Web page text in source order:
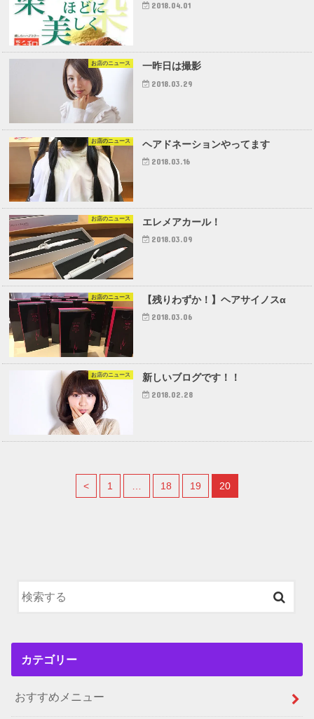
2018.04.01
お店のニュース 一昨日は撮影
2018.03.29
お店のニュース ヘアドネーションやってます
2018.03.16
お店のニュース エレメアカール！
2018.03.09
お店のニュース 【残りわずか！】ヘアサイノスα
2018.03.06
お店のニュース 新しいブログです！！
2018.02.28
< 1 18 19 20
カテゴリー
おすすめメニュー